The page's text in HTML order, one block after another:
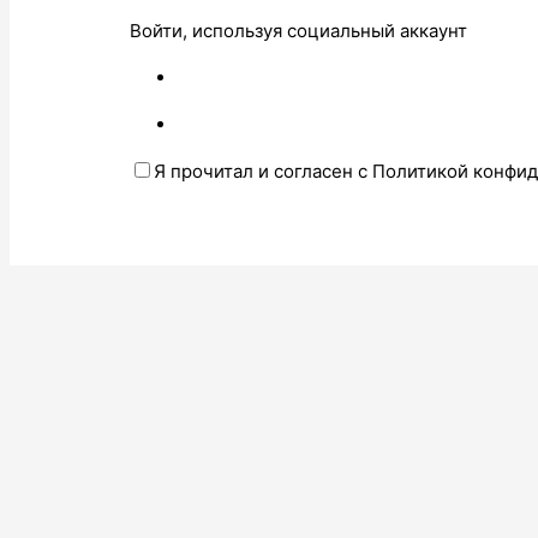
Войти, используя социальный аккаунт
Я прочитал и согласен с Политикой